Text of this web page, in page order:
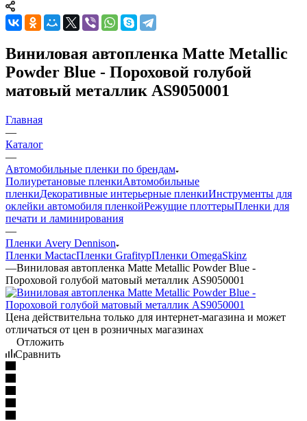
Виниловая автопленка Matte Metallic
Powder Blue - Пороховой голубой
матовый металлик AS9050001
Главная
—
Каталог
—
Автомобильные пленки по брендам
Полиуретановые пленкиАвтомобильные
пленкиДекоративные интерьерные пленкиИнструменты для
оклейки автомобиля пленкойРежущие плоттерыПленки для
печати и ламинирования
—
Пленки Avery Dennison
Пленки MactacПленки GrafitypПленки OmegaSkinz
—Виниловая автопленка Matte Metallic Powder Blue -
Пороховой голубой матовый металлик AS9050001
Цена действительна только для интернет-магазина и может
отличаться от цен в розничных магазинах
Отложить
Сравнить